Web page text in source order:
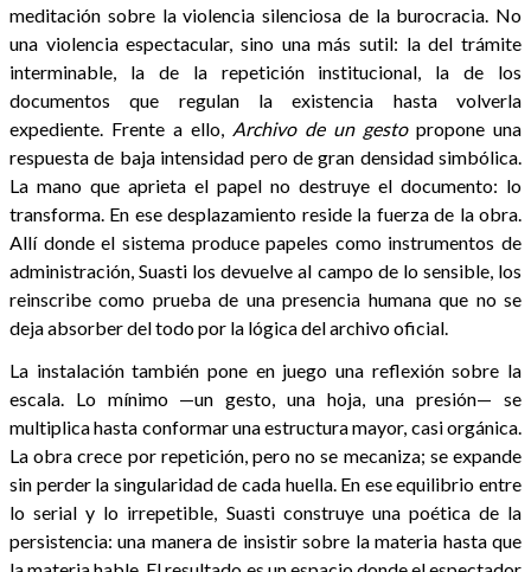
meditación sobre la violencia silenciosa de la burocracia. No
una violencia espectacular, sino una más sutil: la del trámite
interminable, la de la repetición institucional, la de los
documentos que regulan la existencia hasta volverla
expediente. Frente a ello, Archivo de un gestopropone una
respuesta de baja intensidad pero de gran densidad simbólica.
La mano que aprieta el papel no destruye el documento: lo
transforma. En ese desplazamiento reside la fuerza de la obra.
Allí donde el sistema produce papeles como instrumentos de
administración, Suasti los devuelve al campo de lo sensible, los
reinscribe como prueba de una presencia humana que no se
deja absorber del todo por la lógica del archivo oficial.
La instalación también pone en juego una reflexión sobre la
escala. Lo mínimo —un gesto, una hoja, una presión— se
multiplica hasta conformar una estructura mayor, casi orgánica.
La obra crece por repetición, pero no se mecaniza; se expande
sin perder la singularidad de cada huella. En ese equilibrio entre
lo serial y lo irrepetible, Suasti construye una poética de la
persistencia: una manera de insistir sobre la materia hasta que